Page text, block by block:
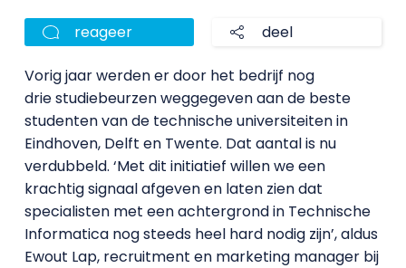
reageer deel
Vorig jaar werden er door het bedrijf nog
drie studiebeurzen weggegeven aan de beste
studenten van de technische universiteiten in
Eindhoven, Delft en Twente. Dat aantal is nu
verdubbeld. ‘Met dit initiatief willen we een
krachtig signaal afgeven en laten zien dat
specialisten met een achtergrond in Technische
Informatica nog steeds heel hard nodig zijn’, aldus
Ewout Lap, recruitment en marketing manager bij